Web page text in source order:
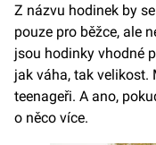
Z názvu hodinek by
pouze pro běžce, ale
jsou hodinky vhodné
jak váha, tak velikost.
teenageři. A ano,
o něco více.